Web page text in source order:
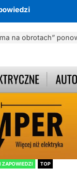
na obrotach”
ZAPOWIEDZI TOP